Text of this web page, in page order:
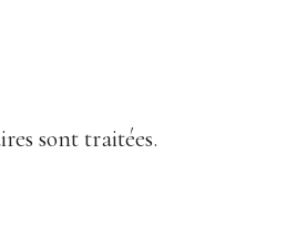
sont traitées.